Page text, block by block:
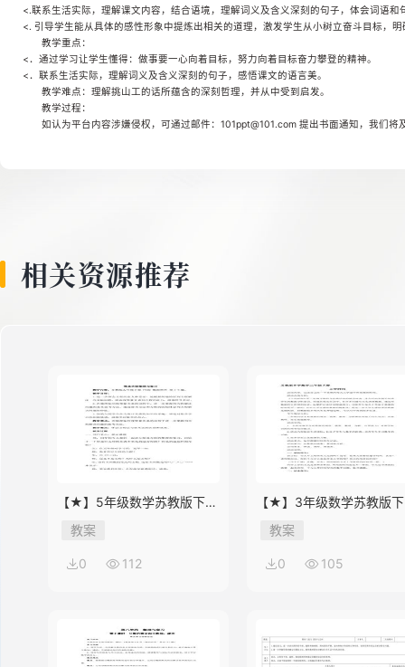
<.联系生活实际，理解课文内容，结合语境，理解词义及含义深刻的句子，体会词语
<. 引导学生能从具体的感性形象中提炼出相关的道理，激发学生从小树立奋斗目标，
教学重点：
<．通过学习让学生懂得：做事要一心向着目标，努力向着目标奋力攀登的精神。
<．联系生活实际，理解词义及含义深刻的句子，感悟课文的语言美。
教学难点：理解挑山工的话所蕴含的深刻哲理，并从中受到启发。
教学过程：
如认为平台内容涉嫌侵权，可通过邮件：101ppt@101.com 提出书面通知，我们将
相关资源推荐
【★】5年级数学苏教版下册
教案第8单元《单元复习》
教案
0 112
【★】3年级数学苏教版
教案第9单元后《上学时
教案
0 105